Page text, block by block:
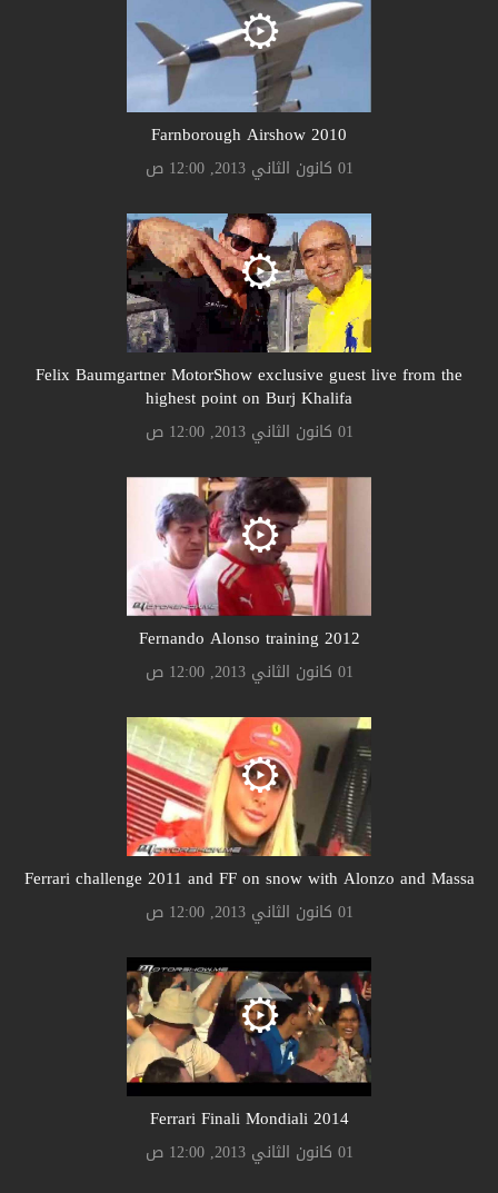
Farnborough Airshow 2010
01 كانون الثاني 2013, 12:00 ص
Felix Baumgartner MotorShow exclusive guest live from the
highest point on Burj Khalifa
01 كانون الثاني 2013, 12:00 ص
Fernando Alonso training 2012
01 كانون الثاني 2013, 12:00 ص
Ferrari challenge 2011 and FF on snow with Alonzo and Massa
01 كانون الثاني 2013, 12:00 ص
Ferrari Finali Mondiali 2014
01 كانون الثاني 2013, 12:00 ص